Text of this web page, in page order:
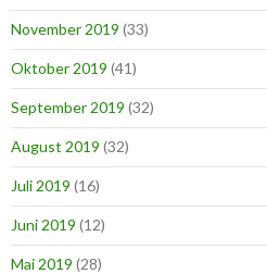
November 2019 (33)
Oktober 2019 (41)
September 2019 (32)
August 2019 (32)
Juli 2019 (16)
Juni 2019 (12)
Mai 2019 (28)